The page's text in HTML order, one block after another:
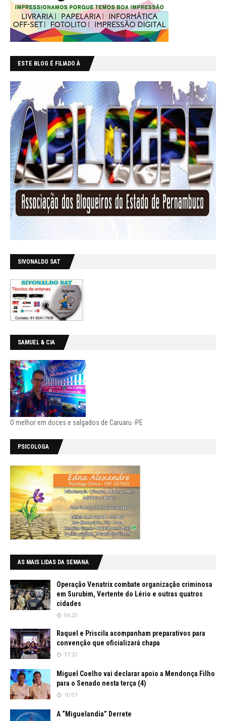
ESTE BLOG É FILIADO À
SIVONALDO SAT
SAMUEL & CIA
O melhor em doces e salgados de Caruaru -PE
PSICOLOGA
AS MAIS LIDAS DA SEMANA
Operação Venatrix combate organização criminosa
em Surubim, Vertente do Lério e outras quatros
cidades
06:20
Raquel e Priscila acompanham preparativos para
convenção que oficializará chapa
17:32
Miguel Coelho vai declarar apoio a Mendonça Filho
para o Senado nesta terça (4)
10:01
A “Miguelandia” Derrete